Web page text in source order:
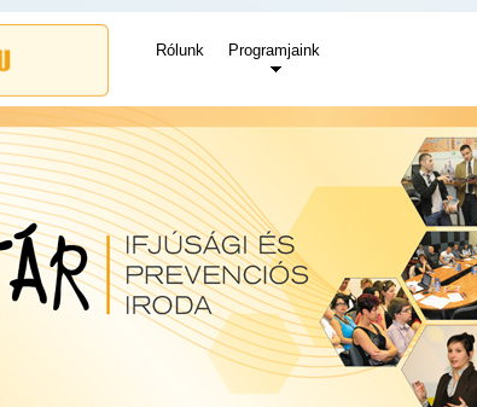
Rólunk Programjaink